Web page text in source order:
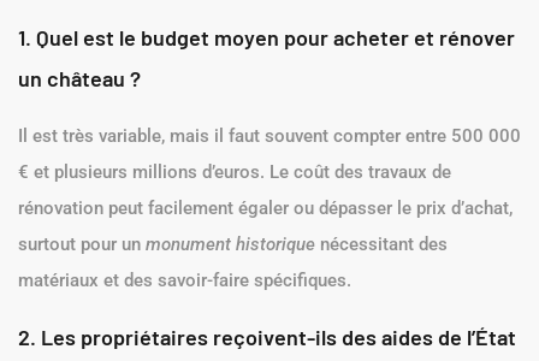
1. Quel est le budget moyen pour acheter et rénover
un château ?
Il est très variable, mais il faut souvent compter entre 500 000
€ et plusieurs millions d’euros. Le coût des travaux de
rénovation peut facilement égaler ou dépasser le prix d’achat,
surtout pour un monument historique nécessitant des
matériaux et des savoir-faire spécifiques.
2. Les propriétaires reçoivent-ils des aides de l’État